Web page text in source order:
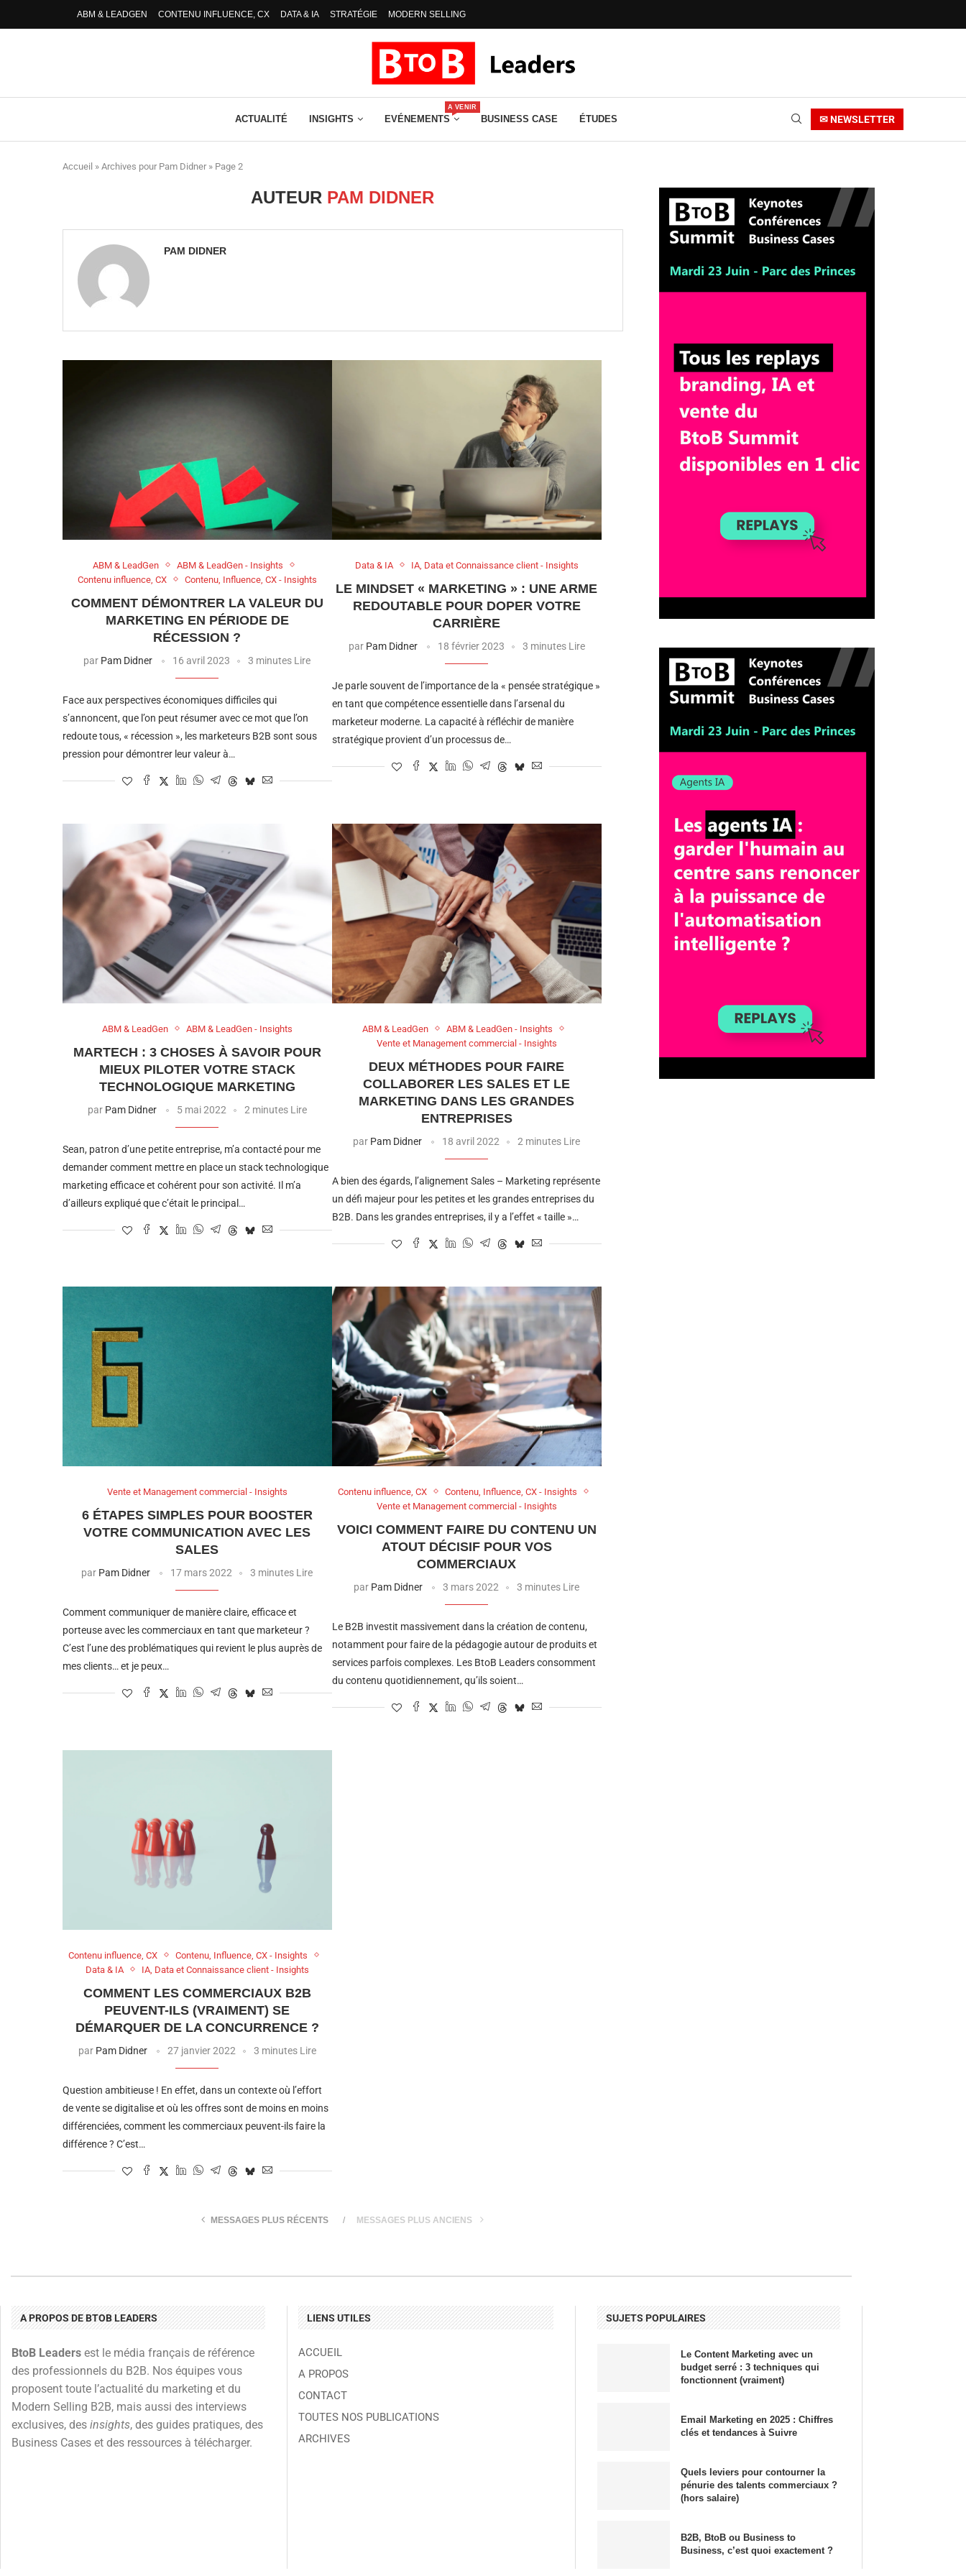
ABM & LEADGEN CONTENU INFLUENCE, CX DATA & IA STRATÉGIE MODERN SELLING
ACTUALITÉ INSIGHTS EVÉNEMENTS
A VENIR
BUSINESS CASE ÉTUDES ✉ NEWSLETTER
Accueil » Archives pour Pam Didner » Page 2
AUTEUR PAM DIDNER
PAM DIDNER
ABM & LeadGen
ABM & LeadGen - Insights
Contenu influence, CX
Contenu, Influence, CX - Insights
COMMENT DÉMONTRER LA VALEUR DU
MARKETING EN PÉRIODE DE
RÉCESSION ?
par Pam Didner 16 avril 2023 3 minutes Lire
Face aux perspectives économiques difficiles qui
s’annoncent, que l’on peut résumer avec ce mot que l’on
redoute tous, « récession », les marketeurs B2B sont sous
pression pour démontrer leur valeur à…
Data & IA IA, Data et Connaissance client - Insights
LE MINDSET « MARKETING » : UNE ARME
REDOUTABLE POUR DOPER VOTRE
CARRIÈRE
par Pam Didner 18 février 2023 3 minutes Lire
Je parle souvent de l’importance de la « pensée stratégique »
en tant que compétence essentielle dans l’arsenal du
marketeur moderne. La capacité à réfléchir de manière
stratégique provient d’un processus de…
ABM & LeadGen ABM & LeadGen - Insights
MARTECH : 3 CHOSES À SAVOIR POUR
MIEUX PILOTER VOTRE STACK
TECHNOLOGIQUE MARKETING
par Pam Didner 5 mai 2022 2 minutes Lire
Sean, patron d’une petite entreprise, m’a contacté pour me
demander comment mettre en place un stack technologique
marketing efficace et cohérent pour son activité. Il m’a
d’ailleurs expliqué que c’était le principal…
ABM & LeadGen
ABM & LeadGen - Insights
Vente et Management commercial - Insights
DEUX MÉTHODES POUR FAIRE
COLLABORER LES SALES ET LE
MARKETING DANS LES GRANDES
ENTREPRISES
par Pam Didner 18 avril 2022 2 minutes Lire
A bien des égards, l’alignement Sales – Marketing représente
un défi majeur pour les petites et les grandes entreprises du
B2B. Dans les grandes entreprises, il y a l’effet « taille »…
Vente et Management commercial - Insights
6 ÉTAPES SIMPLES POUR BOOSTER
VOTRE COMMUNICATION AVEC LES
SALES
par Pam Didner 17 mars 2022 3 minutes Lire
Comment communiquer de manière claire, efficace et
porteuse avec les commerciaux en tant que marketeur ?
C’est l’une des problématiques qui revient le plus auprès de
mes clients… et je peux…
Contenu influence, CX
Contenu, Influence, CX - Insights
Vente et Management commercial - Insights
VOICI COMMENT FAIRE DU CONTENU UN
ATOUT DÉCISIF POUR VOS
COMMERCIAUX
par Pam Didner 3 mars 2022 3 minutes Lire
Le B2B investit massivement dans la création de contenu,
notamment pour faire de la pédagogie autour de produits et
services parfois complexes. Les BtoB Leaders consomment
du contenu quotidiennement, qu’ils soient…
Contenu influence, CX
Contenu, Influence, CX - Insights
Data & IA
IA, Data et Connaissance client - Insights
COMMENT LES COMMERCIAUX B2B
PEUVENT-ILS (VRAIMENT) SE
DÉMARQUER DE LA CONCURRENCE ?
par Pam Didner 27 janvier 2022 3 minutes Lire
Question ambitieuse ! En effet, dans un contexte où l’effort
de vente se digitalise et où les offres sont de moins en moins
différenciées, comment les commerciaux peuvent-ils faire la
différence ? C’est…
MESSAGES PLUS RÉCENTS MESSAGES PLUS ANCIENS
A PROPOS DE BTOB LEADERS
BtoB Leaders est le média français de référence
des professionnels du B2B. Nos équipes vous
proposent toute l’actualité du marketing et du
Modern Selling B2B, mais aussi des interviews
exclusives, des insights, des guides pratiques, des
Business Cases et des ressources à télécharger.
LIENS UTILES
ACCUEIL
A PROPOS
CONTACT
TOUTES NOS PUBLICATIONS
ARCHIVES
SUJETS POPULAIRES
Le Content Marketing avec un
budget serré : 3 techniques qui
fonctionnent (vraiment)
Email Marketing en 2025 : Chiffres
clés et tendances à Suivre
Quels leviers pour contourner la
pénurie des talents commerciaux ?
(hors salaire)
B2B, BtoB ou Business to
Business, c’est quoi exactement ?